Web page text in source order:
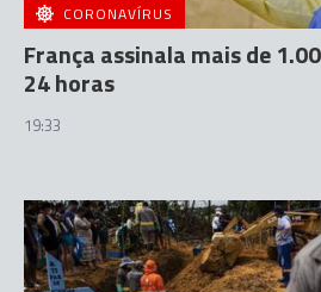
CORONAVÍRUS
França assinala mais de
24 horas
19:33